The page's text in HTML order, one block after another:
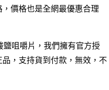
價格也是全網最優惠合理
咀嚼片，我們擁有官方授
，支持貨到付款，無效，不